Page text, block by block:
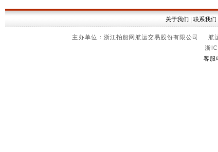
关于我们 联系我们
主办单位：浙江拍船网航运交易股份有限公司
浙
客服